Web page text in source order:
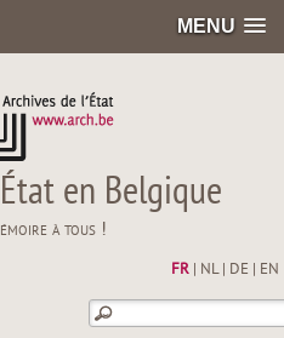
MENU
en Belgique
à tous !
FR| NL| DE EN